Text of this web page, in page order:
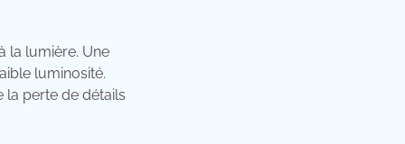
la lumière. Une
luminosité.
la perte de détails